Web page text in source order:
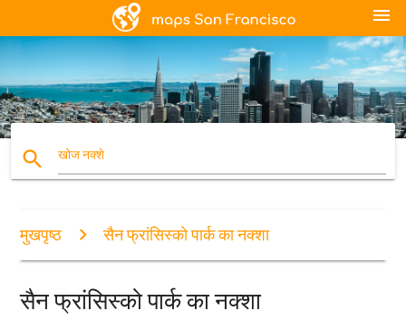
menu
search खोज नक्शे
मुखपृष्ठ सैन फ्रांसिस्को पार्क का नक्शा
सैन फ्रांसिस्को पार्क का नक्शा